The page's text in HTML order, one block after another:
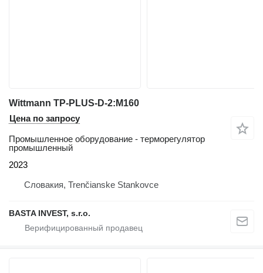
Wittmann TP-PLUS-D-2:M160
Цена по запросу
Промышленное оборудование - терморегулятор
промышленный
2023
Словакия, Trenčianske Stankovce
BASTA INVEST, s.r.o.